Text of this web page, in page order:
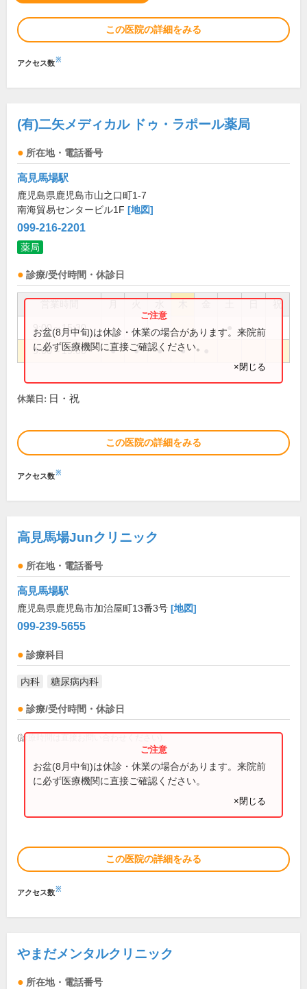
この医院の詳細をみる
アクセス数※
(有)二矢メディカル ドゥ・ラポール薬局
所在地・電話番号
高見馬場駅
鹿児島県鹿児島市山之口町1-7
南海貿易センタービル1F [地図]
099-216-2201
薬局
診療/受付時間・休診日
祝
9:00～15:30
9:00～19:00 ● ● ● ●
お盆(8月中旬)は休診・休業の場合があります。来院前
に必ず医療機関に直接ご確認ください。
×閉じる
休業日: 日・祝
この医院の詳細をみる
アクセス数※
高見馬場Junクリニック
所在地・電話番号
高見馬場駅
鹿児島県鹿児島市加治屋町13番3号 [地図]
099-239-5655
診療科目
内科 糖尿病内科
診療/受付時間・休診日
(診療時間は直接お問い合わせください)
お盆(8月中旬)は休診・休業の場合があります。来院前
に必ず医療機関に直接ご確認ください。
×閉じる
この医院の詳細をみる
アクセス数※
やまだメンタルクリニック
所在地・電話番号